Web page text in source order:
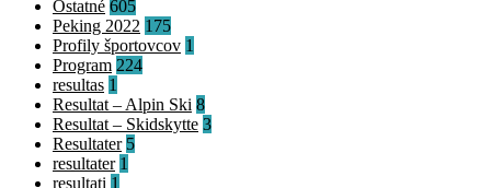
Ostatné 605
Peking 2022 175
Profily športovcov 1
Program 224
resultas 1
Resultat – Alpin Ski 8
Resultat – Skidskytte 3
Resultater 5
resultater 1
resultati 1